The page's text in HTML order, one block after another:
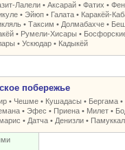
и
Лалели •Аксарай •Фатих •
•Эйюп • Галата • Каракёй-
•Таксим • Долмабахче •
• Румели-Xисары •
•Ускюдар • Кадыкёй
побережье
• Чешме • Кушадасы • Бергама •
•Эфес • Приена • Милет •
• Датча • Денизли •